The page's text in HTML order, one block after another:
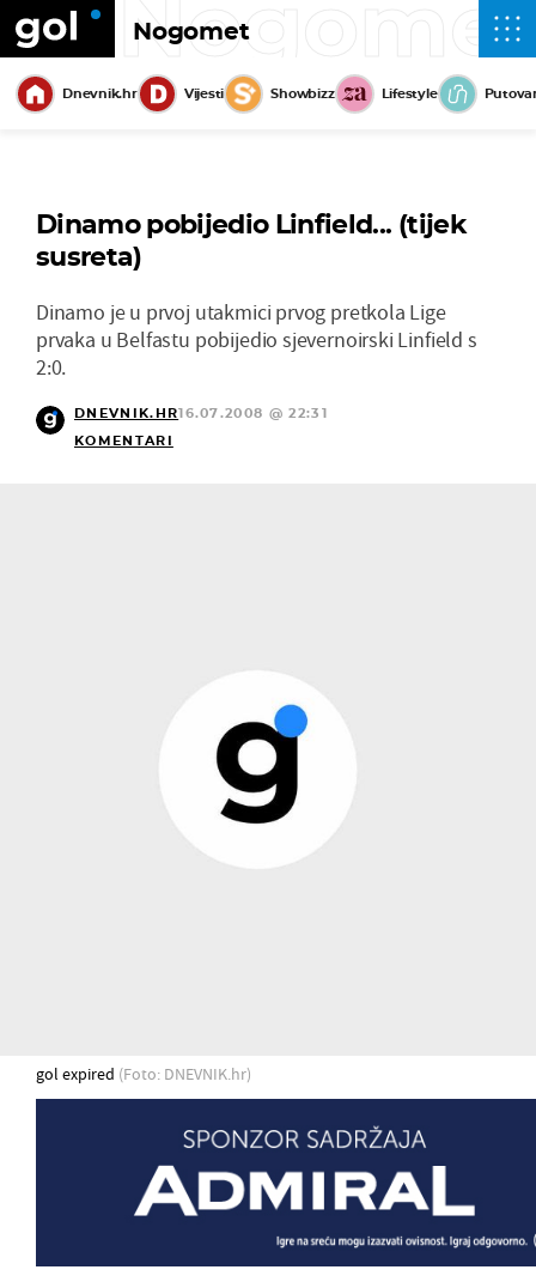
Nogomet
Dnevnik.hr Vijesti Showbizz Lifestyle
Dinamo pobijedio Linfield... (tijek
susreta)
Dinamo je u prvoj utakmici prvog pretkola Lige
prvaka u Belfastu pobijedio sjevernoirski Linfield s
2:0.
DNEVNIK.HR16.07.2008 @ 22:31
KOMENTARI
gol expired (Foto: DNEVNIK.hr)